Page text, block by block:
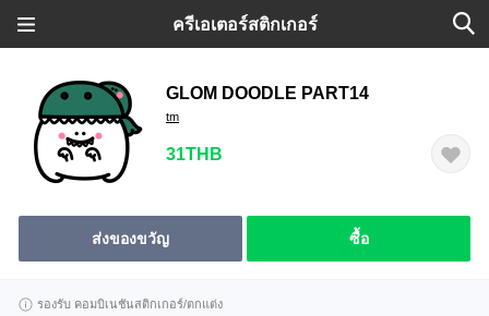
ครีเอเตอร์สติกเกอร์
GLOM DOODLE PART14
tm
31THB
ส่งของขวัญ ซื้อ
รองรับ คอมบิเนชันสติกเกอร์/ตกแต่ง